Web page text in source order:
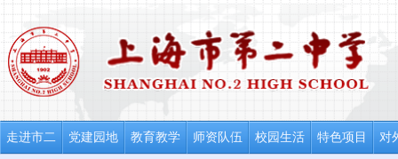
走进市二 党建园地 教育教学 师资队伍 校园生活 特色项目 对